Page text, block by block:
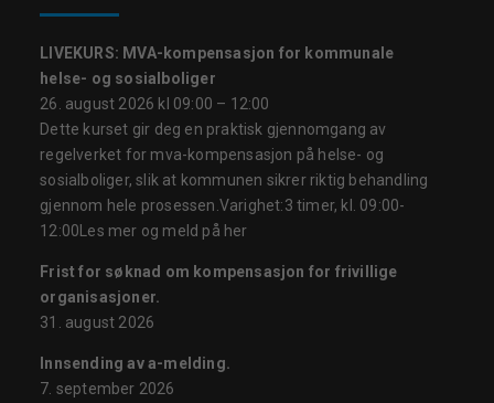
LIVEKURS: MVA-kompensasjon for kommunale
helse- og sosialboliger
26. august 2026 kl 09:00 – 12:00
Dette kurset gir deg en praktisk gjennomgang av
regelverket for mva-kompensasjon på helse- og
sosialboliger, slik at kommunen sikrer riktig behandling
gjennom hele prosessen.Varighet:3 timer, kl. 09:00-
12:00Les mer og meld på her
Frist for søknad om kompensasjon for frivillige
organisasjoner.
31. august 2026
Innsending av a-melding.
7. september 2026